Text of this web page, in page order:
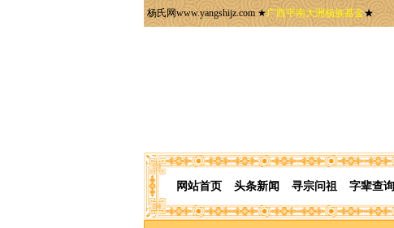
杨氏网www.yangshijz.com ★广西平南大洲杨族基金★
网站首页 头条新闻 寻宗问祖 字辈查询